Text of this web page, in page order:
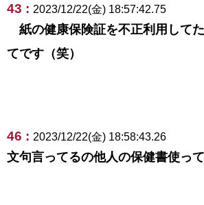
43 : 2023/12/22(金) 18:57:42.75
紙の健康保険証を不正利用して
てです（笑）
46 : 2023/12/22(金) 18:58:43.26
文句言ってるの他人の保健書使っ